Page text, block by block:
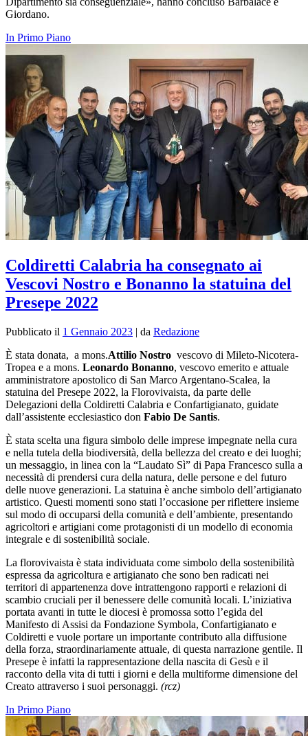
Giordano.
In Primo Piano
Coldiretti Calabria ha consegnato ai
Vescovi Nostro e Bonanno la statuina del
Presepe 2022
Pubblicato il 1 Gennaio 2023 | da Redazione
È stata donata, a mons.Attilio Nostro vescovo di Mileto-Nicotera-
Tropea e a mons. Leonardo Bonanno, vescovo emerito e attuale
amministratore apostolico di San Marco Argentano-Scalea, la
statuina del Presepe 2022, la Florovivaista, da parte delle
Delegazioni della Coldiretti Calabria e Confartigianato, guidate
dall’assistente ecclesiastico don Fabio De Santis.
È stata scelta una figura simbolo delle imprese impegnate nella cura
e nella tutela della biodiversità, della bellezza del creato e dei luoghi;
un messaggio, in linea con la “Laudato Sì” di Papa Francesco sulla a
necessità di prendersi cura della natura, delle persone e del futuro
delle nuove generazioni. La statuina è anche simbolo dell’artigianato
artistico. Questi momenti sono stati l’occasione per riflettere insieme
sul modo di occuparsi della comunità e dell’ambiente, presentando
agricoltori e artigiani come protagonisti di un modello di economia
integrale e di sostenibilità sociale.
La florovivaista è stata individuata come simbolo della sostenibilità
espressa da agricoltura e artigianato che sono ben radicati nei
territori di appartenenza dove intrattengono rapporti e relazioni di
scambio cruciali per il benessere delle comunità locali. L’iniziativa
portata avanti in tutte le diocesi è promossa sotto l’egida del
Manifesto di Assisi da Fondazione Symbola, Confartigianato e
Coldiretti e vuole portare un importante contributo alla diffusione
della forza, straordinariamente attuale, di questa narrazione gentile. Il
Presepe è infatti la rappresentazione della nascita di Gesù e il
racconto della vita di tutti i giorni e della multiforme dimensione del
Creato attraverso i suoi personaggi. (rcz)
In Primo Piano